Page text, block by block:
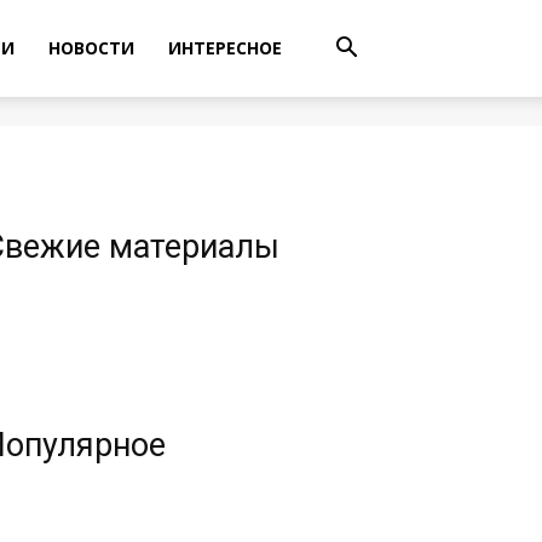
НОВОСТИ ИНТЕРЕСНОЕ
материалы